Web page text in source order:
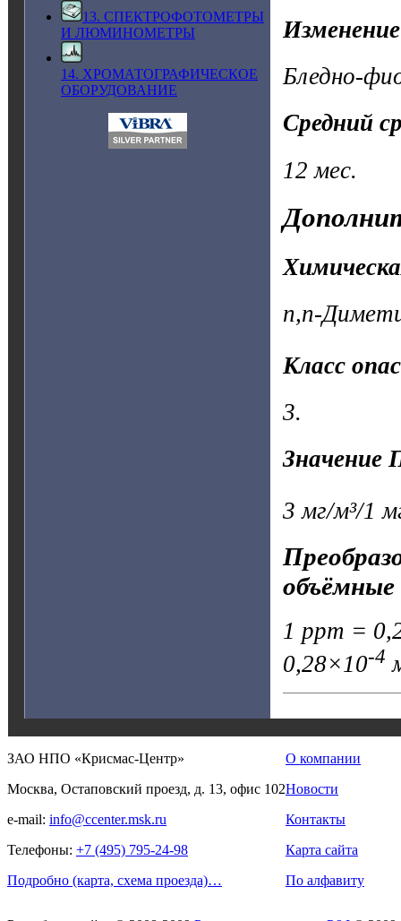
13. СПЕКТРОФОТОМЕТРЫ
И ЛЮМИНОМЕТРЫ
14. ХРОМАТОГРАФИЧЕСКОЕ
ОБОРУДОВАНИЕ
Бледно-
Средний
12 мес.
n,n-
Класс
3.
Значение
3 мг/м³/1
объёмные
1 ppm =
0,28×10-4
ЗАО НПО «Крисмас-Центр»
Москва, Остаповский проезд, д. 13, офис 102
e-mail: info@ccenter.msk.ru
Телефоны: +7 (495) 795-24-98
Подробно (карта, схема проезда)…
О компании
Новости
Контакты
Карта сайта
По алфавиту